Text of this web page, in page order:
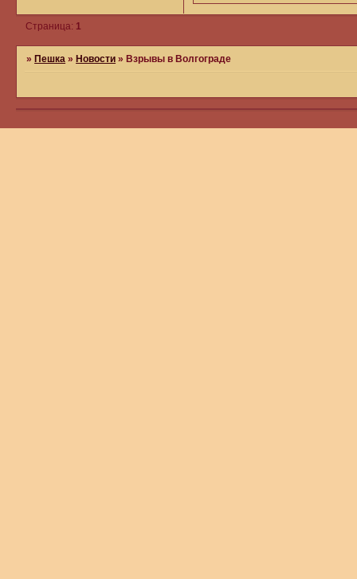
Страница: 1
» Пешка » Новости » Взрывы в Волгограде